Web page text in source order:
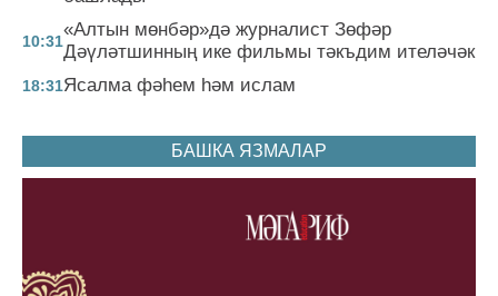
10:31
«Алтын мөнбәр»дә журналист Зөфәр
Дәүләтшинның ике фильмы тәкъдим ителәчәк
18:31Ясалма фәһем һәм ислам
БАШКА ЯЗМАЛАР